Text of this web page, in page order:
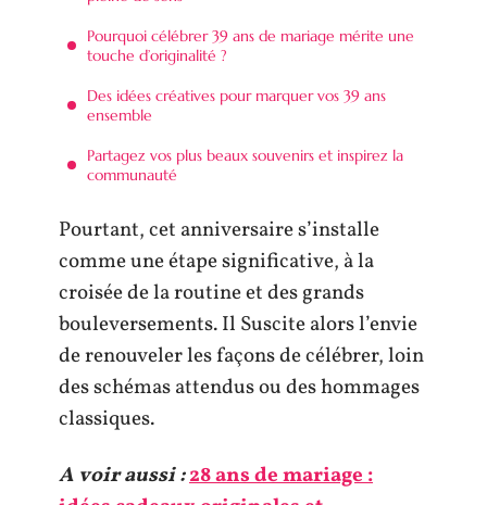
Pourquoi célébrer 39 ans de mariage mérite une
touche d’originalité ?
Des idées créatives pour marquer vos 39 ans
ensemble
Partagez vos plus beaux souvenirs et inspirez la
communauté
Pourtant, cet anniversaire s’installe
comme une étape significative, à la
croisée de la routine et des grands
bouleversements. Il Suscite alors l’envie
de renouveler les façons de célébrer, loin
des schémas attendus ou des hommages
classiques.
A voir aussi :28 ans de mariage :